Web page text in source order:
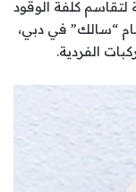
كلفة الوقود
“سالك” في دبي،
الفردية.